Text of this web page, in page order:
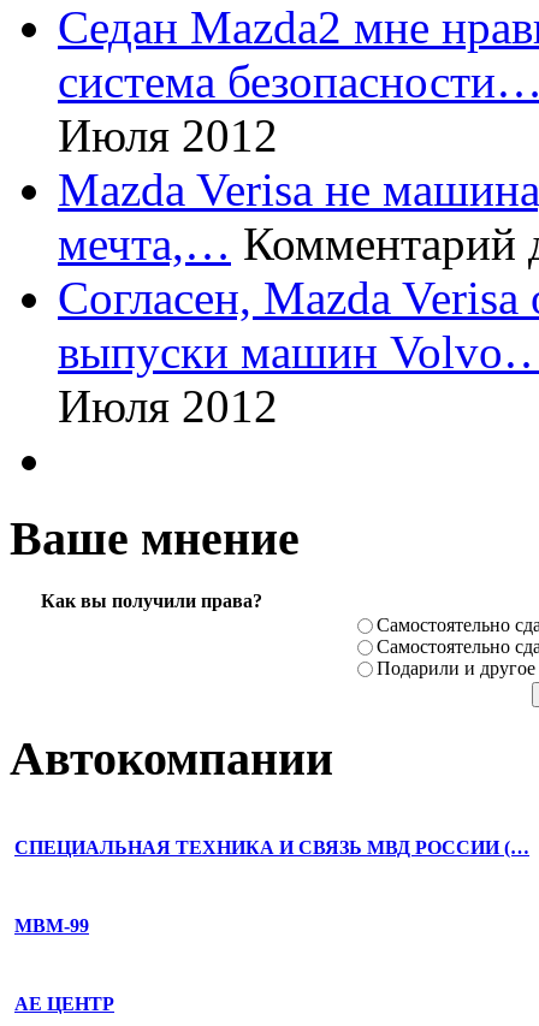
Седан Mazda2 мне
система
Июля 2012
Mazda Verisa не
мечта,… Комментарий
Согласен, Mazda
выпуски машин
Июля 2012
Ваше мнение
Как вы получили права?
Самостоя­тельно
Самостоя­тельно
Подарили­ и другое
Автокомпании
СПЕЦИАЛЬНАЯ ТЕХНИКА И СВЯЗЬ МВД РОССИИ (…
МВМ-99
АЕ ЦЕНТР